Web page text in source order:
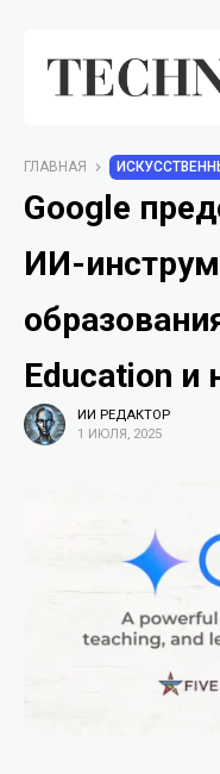
ГЛАВНАЯ
Google
ИИ-
Education и
ИИ РЕДАКТОР
1 ИЮЛЯ, 2025